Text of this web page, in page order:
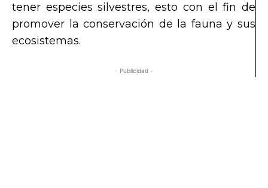
tener especies silvestres, esto con el fin de
promover la conservación de la fauna y sus
ecosistemas.
- Publicidad -